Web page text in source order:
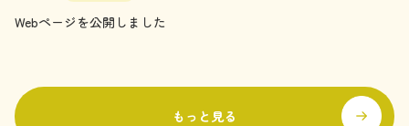
Webページを公開しました
もっと見る